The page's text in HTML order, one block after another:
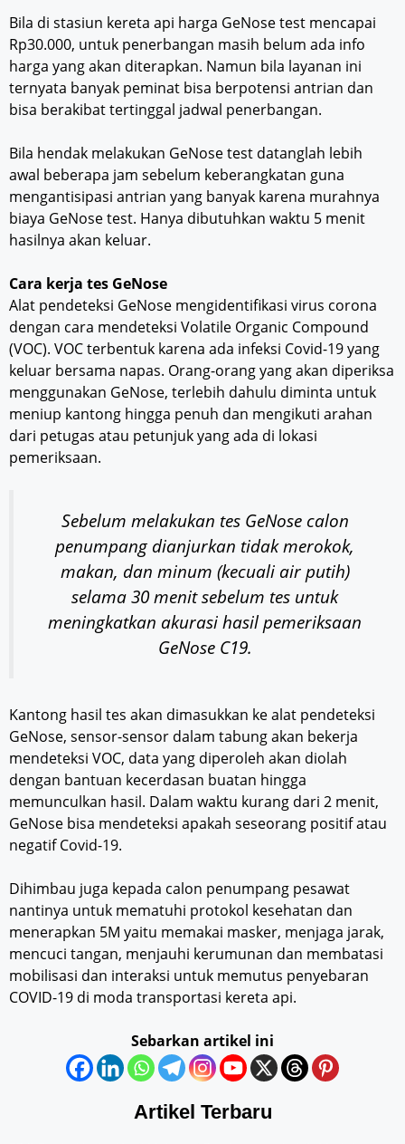
Bila di stasiun kereta api harga GeNose test mencapai
Rp30.000, untuk penerbangan masih belum ada info
harga yang akan diterapkan. Namun bila layanan ini
ternyata banyak peminat bisa berpotensi antrian dan
bisa berakibat tertinggal jadwal penerbangan.
Bila hendak melakukan GeNose test datanglah lebih
awal beberapa jam sebelum keberangkatan guna
mengantisipasi antrian yang banyak karena murahnya
biaya GeNose test. Hanya dibutuhkan waktu 5 menit
hasilnya akan keluar.
Cara kerja tes GeNose
Alat pendeteksi GeNose mengidentifikasi virus corona
dengan cara mendeteksi Volatile Organic Compound
(VOC). VOC terbentuk karena ada infeksi Covid-19 yang
keluar bersama napas. Orang-orang yang akan diperiksa
menggunakan GeNose, terlebih dahulu diminta untuk
meniup kantong hingga penuh dan mengikuti arahan
dari petugas atau petunjuk yang ada di lokasi
pemeriksaan.
Sebelum melakukan tes GeNose calon
penumpang dianjurkan tidak merokok,
makan, dan minum (kecuali air putih)
selama 30 menit sebelum tes untuk
meningkatkan akurasi hasil pemeriksaan
GeNose C19.
Kantong hasil tes akan dimasukkan ke alat pendeteksi
GeNose, sensor-sensor dalam tabung akan bekerja
mendeteksi VOC, data yang diperoleh akan diolah
dengan bantuan kecerdasan buatan hingga
memunculkan hasil. Dalam waktu kurang dari 2 menit,
GeNose bisa mendeteksi apakah seseorang positif atau
negatif Covid-19.
Dihimbau juga kepada calon penumpang pesawat
nantinya untuk mematuhi protokol kesehatan dan
menerapkan 5M yaitu memakai masker, menjaga jarak,
mencuci tangan, menjauhi kerumunan dan membatasi
mobilisasi dan interaksi untuk memutus penyebaran
COVID-19 di moda transportasi kereta api.
Sebarkan artikel ini
Artikel Terbaru